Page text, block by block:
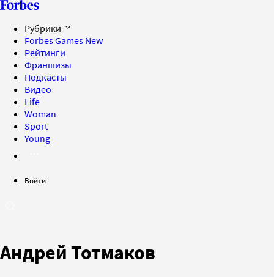
Рубрики
Forbes Games New
Рейтинги
Франшизы
Подкасты
Видео
Life
Woman
Sport
Young
Войти
Андрей Тотмаков